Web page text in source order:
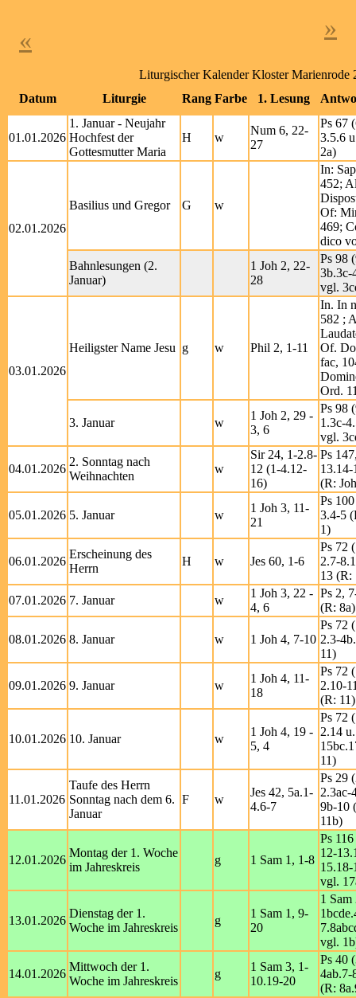
« »
Liturgischer Kalender Kloster Marienrode
Datum
Liturgie Rang Farbe 1. Lesung
01.01.2026
1. Januar - Neujahr
Hochfest der
Gottesmutter Maria
H w
Num 6, 22-
27
Ps 67
3.5.6
2a)
02.01.2026
Basilius und Gregor G w
In:
452;
Of:
469;
dico
Bahnlesungen (2.
Januar)
1 Joh 2, 22-
28
Ps 98
3b.3c-
vgl.
03.01.2026
Heiligster Name Jesu g w Phil 2, 1-11
In. In
582 ;
Of.
fac,
Ord.
3. Januar w
1 Joh 2, 29 -
3, 6
Ps 98
1.3c-
vgl.
04.01.2026
2. Sonntag nach
Weihnachten
w
Sir 24, 1-2.8-
12 (1-4.12-
16)
Ps
13.14-
(R:
05.01.2026 5. Januar w
1 Joh 3, 11-
21
Ps
3.4-5
1)
06.01.2026
Erscheinung des
Herrn
H w Jes 60, 1-6
Ps 72
2.7-
13 (R:
07.01.2026 7. Januar w
1 Joh 3, 22 -
4, 6
Ps 2,
(R: 8a)
08.01.2026 8. Januar w 1 Joh 4, 7-10
Ps 72
2.3-
11)
09.01.2026 9. Januar w
1 Joh 4, 11-
18
Ps 72
2.10-
(R: 11)
10.01.2026 10. Januar w
1 Joh 4, 19 -
5, 4
Ps 72
2.14 u.
11)
11.01.2026
Taufe des Herrn
Sonntag nach dem 6.
Januar
F w
Jes 42, 5a.1-
4.6-7
Ps 29
2.3ac-
9b-10
11b)
12.01.2026
Montag der 1. Woche
im Jahreskreis
g 1 Sam 1, 1-8
Ps
12-
vgl.
13.01.2026
Dienstag der 1.
Woche im Jahreskreis
g
1 Sam 1, 9-
20
1 Sam
vgl.
14.01.2026
Mittwoch der 1.
Woche im Jahreskreis
g
1 Sam 3, 1-
10.19-20
Ps 40
4ab.7-
(R: